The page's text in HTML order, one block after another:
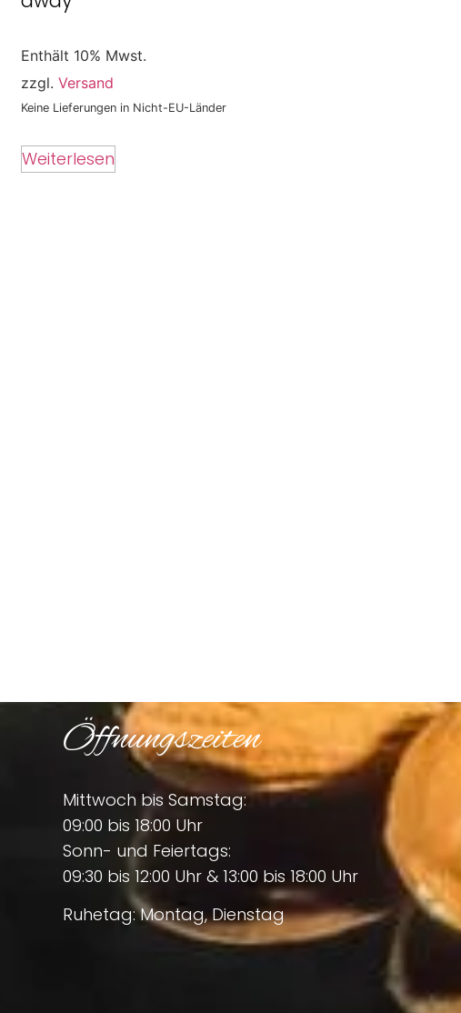
Enthält 10% Mwst.
zzgl. Versand
Keine Lieferungen in Nicht-EU-Länder
Weiterlesen
Öffnungszeiten
Mittwoch bis Samstag:
09:00 bis 18:00 Uhr
Sonn- und Feiertags:
09:30 bis 12:00 Uhr & 13:00 bis 18:00 Uhr
Ruhetag: Montag, Dienstag